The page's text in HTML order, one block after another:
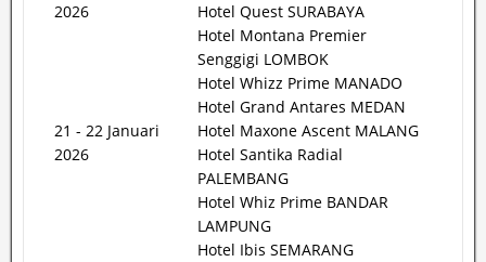
2026
21 - 22 Januari
2026
Hotel Quest SURABAYA
Hotel Montana Premier
Senggigi LOMBOK
Hotel Whizz Prime MANADO
Hotel Grand Antares MEDAN
Hotel Maxone Ascent MALANG
Hotel Santika Radial
PALEMBANG
Hotel Whiz Prime BANDAR
LAMPUNG
Hotel Ibis SEMARANG